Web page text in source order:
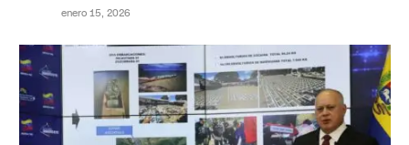
enero 15, 2026